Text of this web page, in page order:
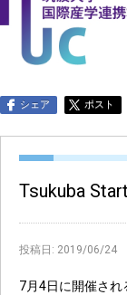
国際産学連携
本部について
シェア ポスト
Tsukuba
投稿日: 2019/06/24
7月4日に開催され